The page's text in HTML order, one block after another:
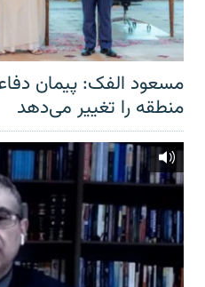
مسعود الفک: پیمان
منطقه را تغییر می‌دهد